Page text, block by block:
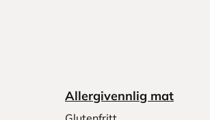
Allergivennlig mat